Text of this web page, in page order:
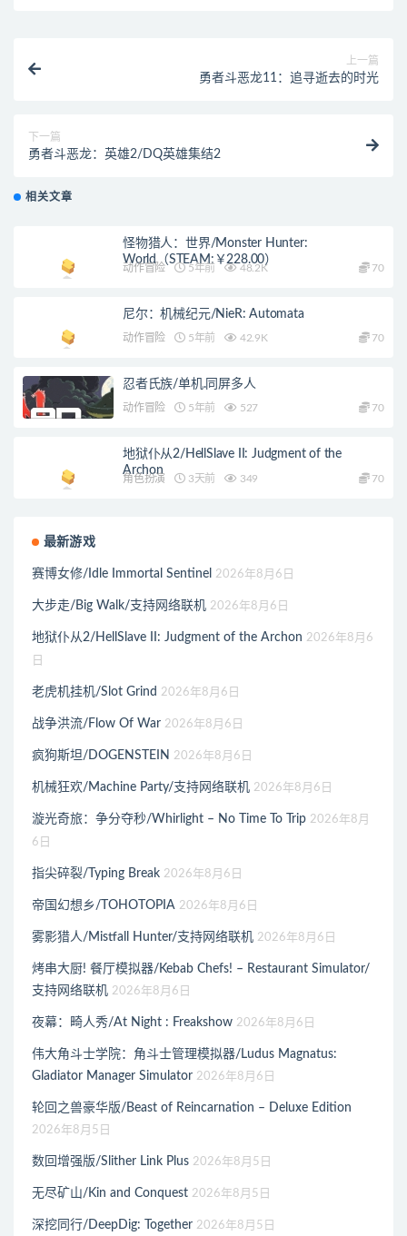
上一篇
勇者斗恶龙11：追寻逝去的时光
下一篇
勇者斗恶龙：英雄2/DQ英雄集结2
相关文章
怪物猎人：世界/Monster Hunter:
World（STEAM:￥228.00）
动作冒险 5年前 48.2K 70
尼尔：机械纪元/NieR: Automata
动作冒险 5年前 42.9K 70
忍者氏族/单机.同屏多人
动作冒险 5年前 527 70
地狱仆从2/HellSlave II: Judgment of the
Archon
角色扮演 3天前 349 70
最新游戏
赛博女修/Idle Immortal Sentinel 2026年8月6日
大步走/Big Walk/支持网络联机 2026年8月6日
地狱仆从2/HellSlave II: Judgment of the Archon 2026年8月6
日
老虎机挂机/Slot Grind 2026年8月6日
战争洪流/Flow Of War 2026年8月6日
疯狗斯坦/DOGENSTEIN 2026年8月6日
机械狂欢/Machine Party/支持网络联机 2026年8月6日
漩光奇旅：争分夺秒/Whirlight – No Time To Trip 2026年8月
6日
指尖碎裂/Typing Break 2026年8月6日
帝国幻想乡/TOHOTOPIA 2026年8月6日
雾影猎人/Mistfall Hunter/支持网络联机 2026年8月6日
烤串大厨! 餐厅模拟器/Kebab Chefs! – Restaurant Simulator/
支持网络联机 2026年8月6日
夜幕：畸人秀/At Night : Freakshow 2026年8月6日
伟大角斗士学院：角斗士管理模拟器/Ludus Magnatus:
Gladiator Manager Simulator 2026年8月6日
轮回之兽豪华版/Beast of Reincarnation – Deluxe Edition
2026年8月5日
数回增强版/Slither Link Plus 2026年8月5日
无尽矿山/Kin and Conquest 2026年8月5日
深挖同行/DeepDig: Together 2026年8月5日